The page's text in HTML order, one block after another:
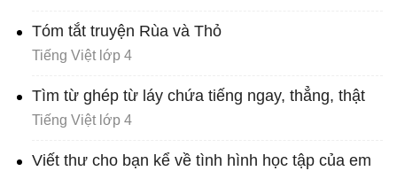
Tóm tắt truyện Rùa và Thỏ
Tiếng Việt lớp 4
Tìm từ ghép từ láy chứa tiếng ngay, thẳng, thật
Tiếng Việt lớp 4
Viết thư cho bạn kể về tình hình học tập của em